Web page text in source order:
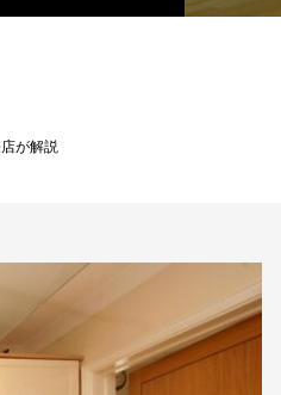
が解説